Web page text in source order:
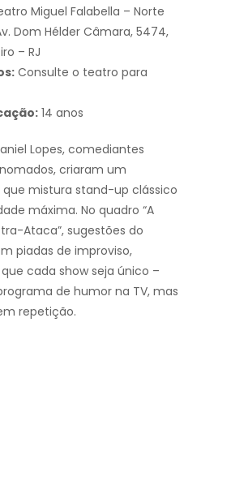
Miguel Falabella – Norte
Dom Hélder Câmara, 5474,
– RJ
Consulte o teatro para
14 anos
Lopes, comediantes
criaram um
mistura stand-up clássico
máxima. No quadro “A
Ataca”, sugestões do
piadas de improviso,
cada show seja único –
de humor na TV, mas
repetição.